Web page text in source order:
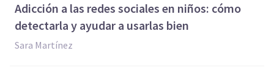
Adicción a las redes sociales en niños: cómo
detectarla y ayudar a usarlas bien
Sara Martínez